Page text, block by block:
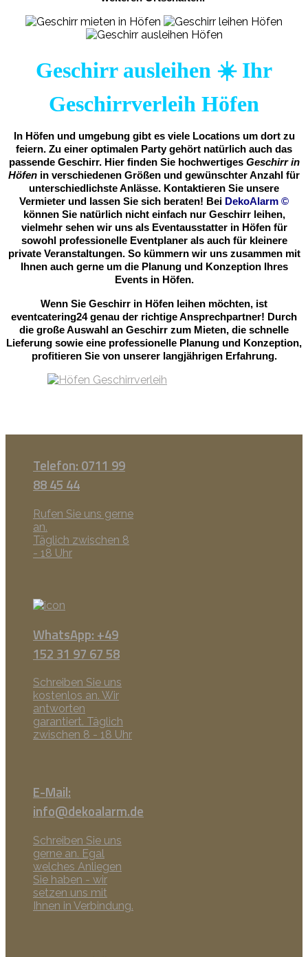
Geschirr ausleihen ☀️ Ihr
Geschirrverleih Höfen
In Höfen und umgebung gibt es viele Locations um dort zu
feiern. Zu einer optimalen Party gehört natürlich auch das
passende Geschirr. Hier finden Sie hochwertiges Geschirr in
Höfen in verschiedenen Größen und gewünschter Anzahl für
unterschiedlichste Anlässe. Kontaktieren Sie unsere
Vermieter und lassen Sie sich beraten! Bei DekoAlarm ©
können Sie natürlich nicht einfach nur Geschirr leihen,
vielmehr sehen wir uns als Eventausstatter in Höfen für
sowohl professionelle Eventplaner als auch für kleinere
private Veranstaltungen. So kümmern wir uns zusammen mit
Ihnen auch gerne um die Planung und Konzeption Ihres
Events in Höfen.
Wenn Sie Geschirr in Höfen leihen möchten, ist
eventcatering24 genau der richtige Ansprechpartner! Durch
die große Auswahl an Geschirr zum Mieten, die schnelle
Lieferung sowie eine professionelle Planung und Konzeption,
profitieren Sie von unserer langjährigen Erfahrung.
Telefon: 0711 99
88 45 44
Rufen Sie uns gerne
an.
Täglich zwischen 8
- 18 Uhr
WhatsApp: +49
152 31 97 67 58
Schreiben Sie uns
kostenlos an. Wir
antworten
garantiert. Täglich
zwischen 8 - 18 Uhr
E-Mail:
info@dekoalarm.de
Schreiben Sie uns
gerne an. Egal
welches Anliegen
Sie haben - wir
setzen uns mit
Ihnen in Verbindung.